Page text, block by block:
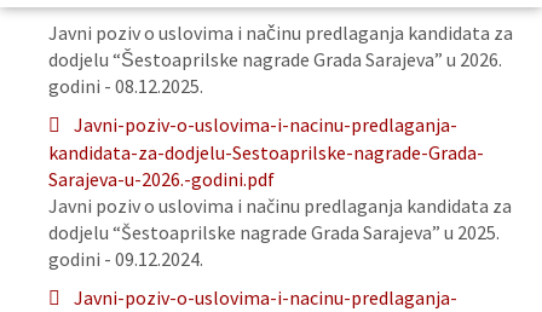
Javni poziv o uslovima i načinu predlaganja kandidata za
dodjelu “Šestoaprilske nagrade Grada Sarajeva” u 2026.
godini - 08.12.2025.
Javni-poziv-o-uslovima-i-nacinu-predlaganja-
kandidata-za-dodjelu-Sestoaprilske-nagrade-Grada-
Sarajeva-u-2026.-godini.pdf
Javni poziv o uslovima i načinu predlaganja kandidata za
dodjelu “Šestoaprilske nagrade Grada Sarajeva” u 2025.
godini - 09.12.2024.
Javni-poziv-o-uslovima-i-nacinu-predlaganja-